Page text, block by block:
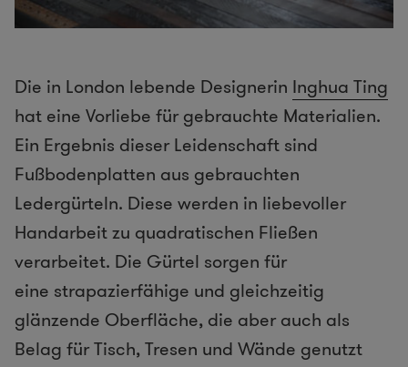
Die in London lebende Designerin Inghua Ting
hat eine Vorliebe für gebrauchte Materialien.
Ein Ergebnis dieser Leidenschaft sind
Fußbodenplatten aus gebrauchten
Ledergürteln. Diese werden in liebevoller
Handarbeit zu quadratischen Fließen
verarbeitet. Die Gürtel sorgen für
eine strapazierfähige und gleichzeitig
glänzende Oberfläche, die aber auch als
Belag für Tisch, Tresen und Wände genutzt